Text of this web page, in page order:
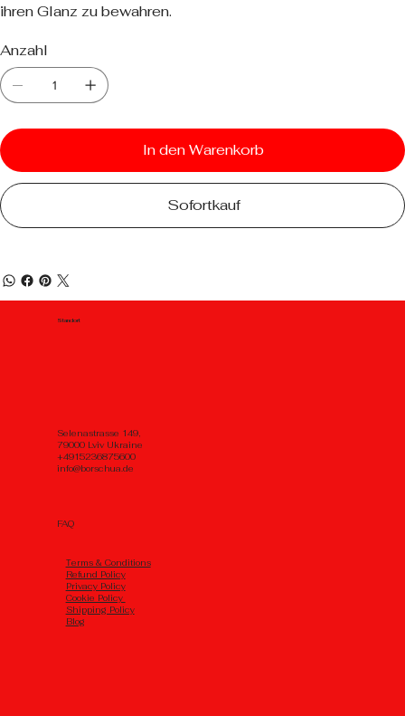
ihren Glanz zu bewahren.
Anzahl
In den Warenkorb
Sofortkauf
Standort
Selenastrasse 149,
79000 Lviv Ukraine
+4915236875600
info@borschua.de
FAQ
Тerms & Conditions
Refund Policy
Privacy Policy
Cookie Policy
Shipping Policy
Blog